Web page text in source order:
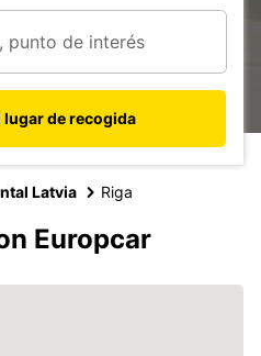
lugar de recogida
Latvia Riga
Europcar